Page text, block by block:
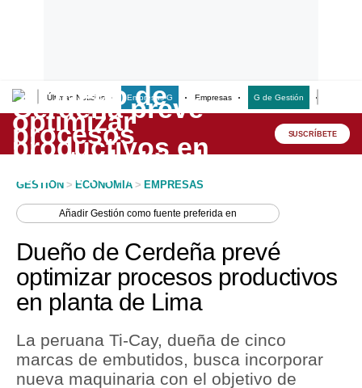
Últimas Noticias Empresas G Empresas G de Gestión
Lo último
Peru Quiosco
Economía
Mercados
Política
SUSCRÍBETE
GESTION > ECONOMIA > EMPRESAS
AñadirGestión como fuente preferida en
Dueño de Cerdeña prevé
optimizar procesos productivos
en planta de Lima
La peruana Ti-Cay, dueña de cinco
marcas de embutidos, busca incorporar
nueva maquinaria con el objetivo de